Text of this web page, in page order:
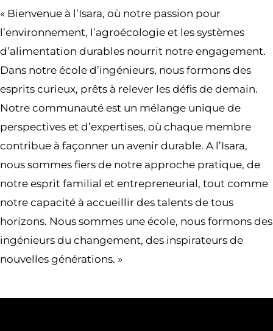
« Bienvenue à l’Isara, où notre passion pour
l’environnement, l’agroécologie et les systèmes
d’alimentation durables nourrit notre engagement.
Dans notre école d’ingénieurs, nous formons des
esprits curieux, prêts à relever les défis de demain.
Notre communauté est un mélange unique de
perspectives et d’expertises, où chaque membre
contribue à façonner un avenir durable. A l’Isara,
nous sommes fiers de notre approche pratique, de
notre esprit familial et entrepreneurial, tout comme
notre capacité à accueillir des talents de tous
horizons. Nous sommes une école, nous formons des
ingénieurs du changement, des inspirateurs de
nouvelles générations. »